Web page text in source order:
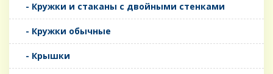
- Кружки и стаканы с двойными стенками
- Кружки обычные
- Крышки